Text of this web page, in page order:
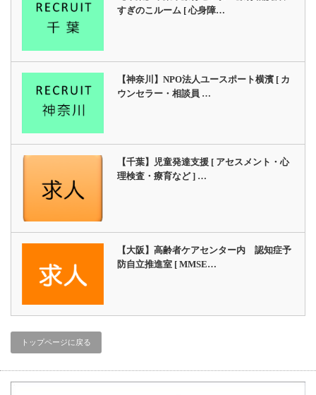
すぎのこルーム [ 心身障…
【神奈川】NPO法人ユースポート横濱 [ カ
ウンセラー・相談員 …
【千葉】児童発達支援 [ アセスメント・心
理検査・療育など ] …
【大阪】高齢者ケアセンター内 認知症予
防自立推進室 [ MMSE…
トップページに戻る